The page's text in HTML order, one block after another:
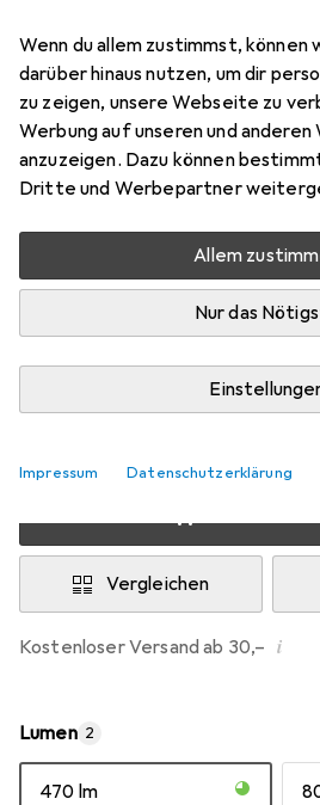
Wenn du allem zustimmst, können
darüber hinaus nutzen, um dir
zu zeigen, unsere Webseite zu
Werbung auf unseren und
anzuzeigen. Dazu können
Dritte und Werbepartner
Allem
Nur das
Impressum Datenschutzerklärung
Preis in EUR inkl. MwSt.
Produktdatenblatt
Schneller lieferbar
Bewertungen
Zwischen Mo, 10.8. und Fr,
Mehr als 10 Stück an Lager
In den
Vergleichen
Kostenloser Versand ab 30,– i
Lumen 2
470 lm